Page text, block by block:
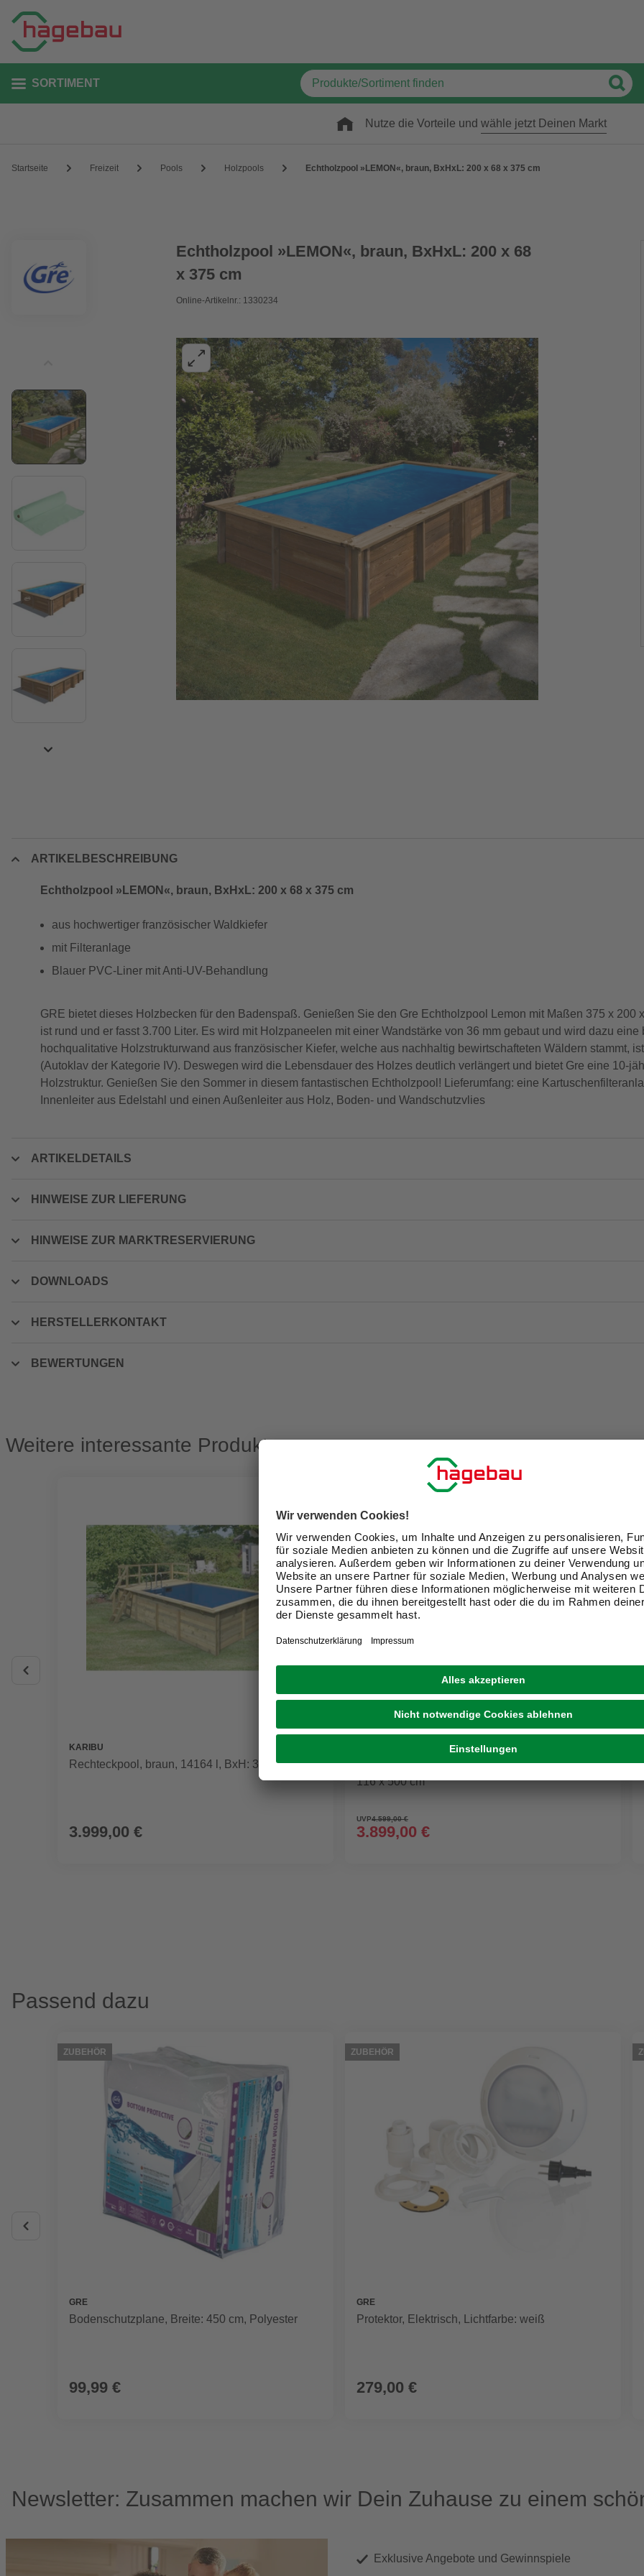
SORTIMENT
Nutze die Vorteile und wähle jetzt Deinen Markt
Startseite Freizeit Pools Holzpools Echtholzpool »LEMON«, braun, BxHxL: 200 x 68 x 375 cm
Echtholzpool »LEMON«, braun, BxHxL: 200 x 68
x 375 cm
Online-Artikelnr.: 1330234
ARTIKELBESCHREIBUNG
Echtholzpool »LEMON«, braun, BxHxL: 200 x 68 x 375 cm
aus hochwertiger französischer Waldkiefer
mit Filteranlage
Blauer PVC-Liner mit Anti-UV-Behandlung
GRE bietet dieses Holzbecken für den Badenspaß. Genießen Sie den Gre Echtholzpool Lemon mit Maßen 375 x 200
ist rund und er fasst 3.700 Liter. Es wird mit Holzpaneelen mit einer Wandstärke von 36 mm gebaut und wird dazu
hochqualitative Holzstrukturwand aus französischer Kiefer, welche aus nachhaltig bewirtschafteten Wäldern stammt,
(Autoklav der Kategorie IV). Deswegen wird die Lebensdauer des Holzes deutlich verlängert und bietet Gre eine 10-
Holzstruktur. Genießen Sie den Sommer in diesem fantastischen Echtholzpool! Lieferumfang: eine
Innenleiter aus Edelstahl und einen Außenleiter aus Holz, Boden- und Wandschutzvlies
ARTIKELDETAILS
HINWEISE ZUR LIEFERUNG
HINWEISE ZUR MARKTRESERVIERUNG
DOWNLOADS
HERSTELLERKONTAKT
BEWERTUNGEN
Weitere interessante Produkte
KARIBU
Rechteckpool, braun, 14164 l, BxH: 353x125 cm
3.999,00 €
Massivholzpool »595«, grün/braun, BxHxL: 315 x
116 x 500 cm
UVP4.599,00 €
3.899,00 €
Passend dazu
ZUBEHÖR
GRE
Bodenschutzplane, Breite: 450 cm, Polyester
99,99 €
ZUBEHÖR
GRE
Protektor, Elektrisch, Lichtfarbe: weiß
279,00 €
Newsletter: Zusammen machen wir Dein Zuhause zu einem
Exklusive Angebote und Gewinnspiele